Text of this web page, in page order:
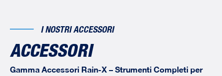
I NOSTRI ACCESSORI
ACCESSORI
Gamma Accessori Rain-X – Strumenti Completi per